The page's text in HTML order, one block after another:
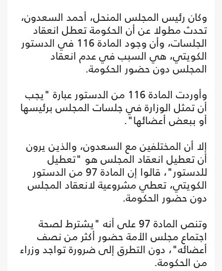
وكان رئيس المجلس المنحل، أحمد السعدون،
تحدث مطولا عن أن الحكومة تعطل انعقاد
الجلسات، وأن وجود المادة 116 في الدستور
الكويتي، هي السبب في عدم انعقاد
المجلس دون حضور الحكومة.
وأوردت المادة 116 من الدستور عبارة "يجب
أن تمثل الوزارة في جلسات المجلس برئيسها
أو ببعض أعضائها".
إلا أن المختلفين مع السعدون، والذين يرون
أن تعطيل انعقاد المجلس هو "تعطيل
للدستور"، قالوا إن المادة 97 من الدستور
الكويتي، تعطي مشروعية لانعقاد المجلس
دون حضور الحكومة.
وتنص المادة 97 على أنه "يشترط لصحة
اجتماع مجلس الأمة حضور أكثر من نصف
أعضائه"، دون التطرق إلى ضرورة تواجد وزراء
من الحكومة.